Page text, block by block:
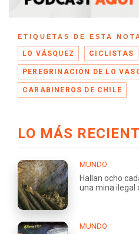
ETIQUETAS DE ESTA
LO VÁSQUEZ CICLISTAS
PEREGRINACIÓN DE LO
CARABINEROS DE CHILE
LO MÁS
MUNDO
Hallan ocho
una mina ilegal
MUNDO